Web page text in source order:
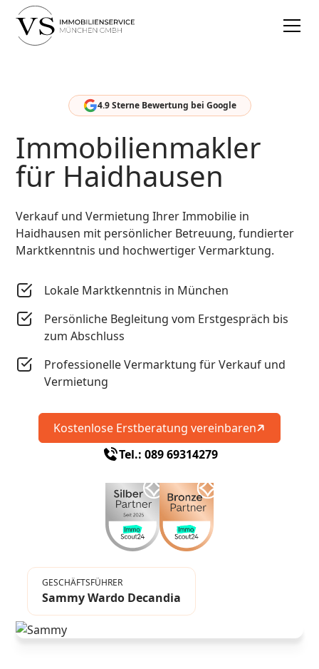
4.9 Sterne Bewertung bei Google
Immobilienmakler
für Haidhausen
Verkauf und Vermietung Ihrer Immobilie in
Haidhausen mit persönlicher Betreuung, fundierter
Marktkenntnis und hochwertiger Vermarktung.
Lokale Marktkenntnis in München
Persönliche Begleitung vom Erstgespräch bis
zum Abschluss
Professionelle Vermarktung für Verkauf und
Vermietung
Kostenlose Erstberatung vereinbaren
Tel.: 089 69314279
GESCHÄFTSFÜHRER
Sammy Wardo Decandia